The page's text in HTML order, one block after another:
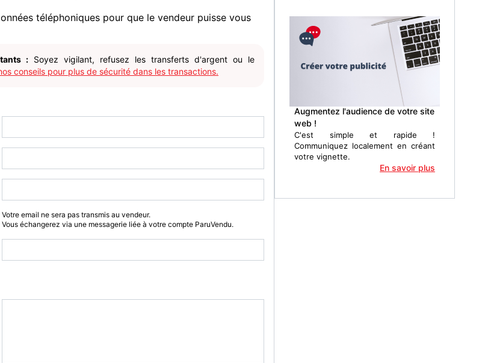
téléphoniques pour que le vendeur puisse vous
: Soyez vigilant, refusez les transferts d'argent ou le
conseils pour plus de sécurité dans les transactions.
Votre email ne sera pas transmis au vendeur.
Vous échangerez via une messagerie liée à votre compte ParuVendu.
Augmentez l'audience de votre site
web !
C'est simple et rapide !
Communiquez localement en créant
votre vignette.
En savoir plus